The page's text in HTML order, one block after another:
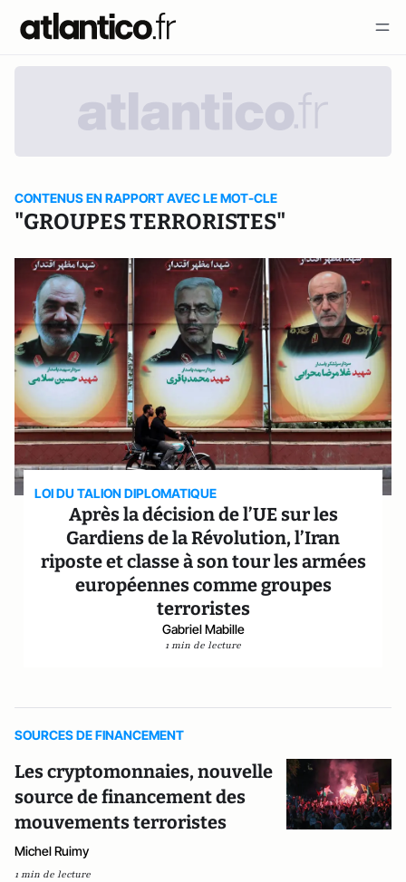
CONTENUS EN RAPPORT AVEC LE MOT-CLE
"GROUPES TERRORISTES"
LOI DU TALION DIPLOMATIQUE
Après la décision de l’UE sur les
Gardiens de la Révolution, l’Iran
riposte et classe à son tour les armées
européennes comme groupes
terroristes
Gabriel Mabille
1 min de lecture
SOURCES DE FINANCEMENT
Les cryptomonnaies, nouvelle
source de financement des
mouvements terroristes
Michel Ruimy
1 min de lecture